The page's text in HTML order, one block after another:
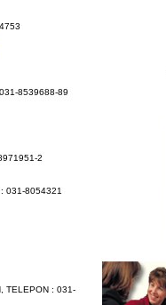
8539688-89
2
031-8054321
TELEPON : 031-